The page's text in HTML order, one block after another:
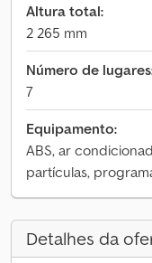
Altura total:
2 265 mm
Número de
7
Equipamento:
ABS, ar
partículas,
Detalhes da